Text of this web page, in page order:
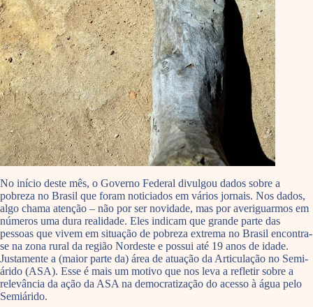
No início deste mês, o Governo Federal divulgou dados sobre a
pobreza no Brasil que foram noticiados em vários jornais. Nos dados,
algo chama atenção – não por ser novidade, mas por averiguarmos em
números uma dura realidade. Eles indicam que grande parte das
pessoas que vivem em situação de pobreza extrema no Brasil encontra-
se na zona rural da região Nordeste e possui até 19 anos de idade.
Justamente a (maior parte da) área de atuação da Articulação no Semi-
árido (ASA). Esse é mais um motivo que nos leva a refletir sobre a
relevância da ação da ASA na democratização do acesso à água pelo
Semiárido.